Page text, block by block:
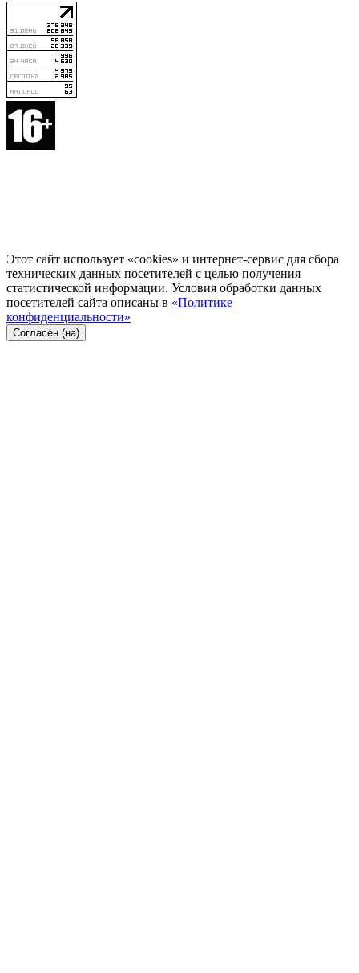
Этот сайт использует «cookies» и интернет-сервис для сбора
технических данных посетителей с целью получения
статистической информации. Условия обработки данных
посетителей сайта описаны в «Политике
конфиденциальности»
Согласен (на)